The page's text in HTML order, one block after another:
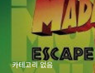
카테고리 없음